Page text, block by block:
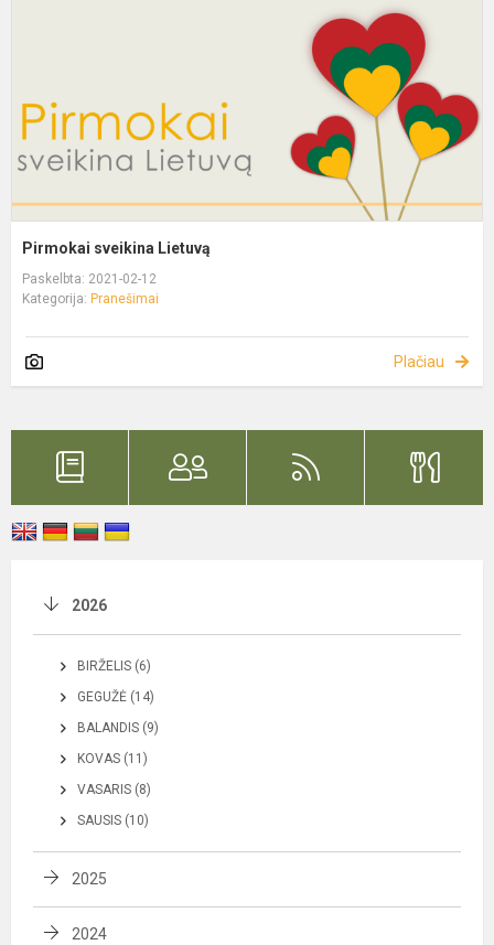
Pirmokai sveikina Lietuvą
Paskelbta: 2021-02-12
Kategorija: Pranešimai
Plačiau
2026
BIRŽELIS (6)
GEGUŽĖ (14)
BALANDIS (9)
KOVAS (11)
VASARIS (8)
SAUSIS (10)
2025
2024